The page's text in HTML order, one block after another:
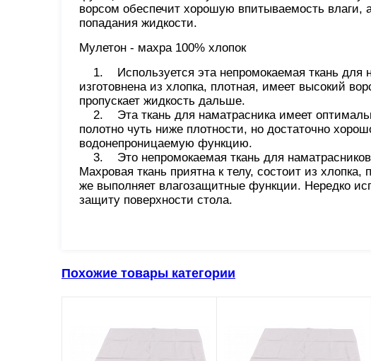
ворсом обеспечит хорошую впитываемость влаги,
попадания жидкости.
Мулетон - махра 100% хлопок
1. Используется эта непромокаемая ткань для
изготовнена из хлопка, плотная, имеет высокий
пропускает жидкость дальше.
2. Эта ткань для наматрасника имеет
полотно чуть ниже плотности, но достаточно
водонепроницаемую функцию.
3. Это непромокаемая ткань для наматрасников
Махровая ткань приятна к телу, состоит из
же выполняет влагозащитные функции. Нередко
защиту поверхности стола.
Похожие товары категории